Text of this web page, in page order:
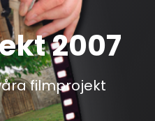
2007
filmprojekt